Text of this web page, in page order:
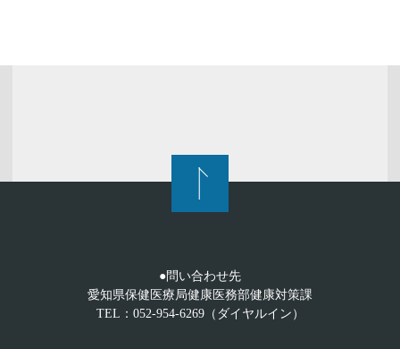
●問い合わせ先
愛知県保健医療局健康医務部健康対策課
TEL：052-954-6269（ダイヤルイン）